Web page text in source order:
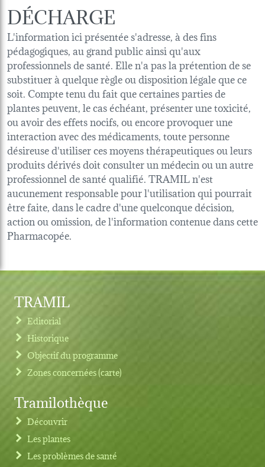
DÉCHARGE
L'information ici présentée s'adresse, à des fins
pédagogiques, au grand public ainsi qu'aux
professionnels de santé. Elle n'a pas la prétention de se
substituer à quelque règle ou disposition légale que ce
soit. Compte tenu du fait que certaines parties de
plantes peuvent, le cas échéant, présenter une toxicité,
ou avoir des effets nocifs, ou encore provoquer une
interaction avec des médicaments, toute personne
désireuse d'utiliser ces moyens thérapeutiques ou leurs
produits dérivés doit consulter un médecin ou un autre
professionnel de santé qualifié. TRAMIL n'est
aucunement responsable pour l'utilisation qui pourrait
être faite, dans le cadre d'une quelconque décision,
action ou omission, de l'information contenue dans cette
Pharmacopée.
TRAMIL
Editorial
Historique
Objectif du programme
Zones concernées (carte)
Tramilothèque
Découvrir
Les plantes
Les problèmes de santé